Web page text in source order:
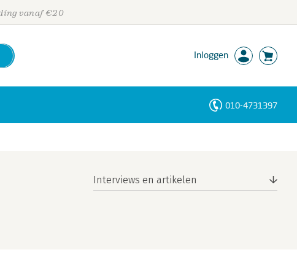
vanaf €20
Inloggen
010-4731397
Interviews en artikelen
Personen